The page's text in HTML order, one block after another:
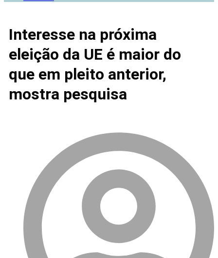
Interesse na próxima
eleição da UE é maior do
que em pleito anterior,
mostra pesquisa